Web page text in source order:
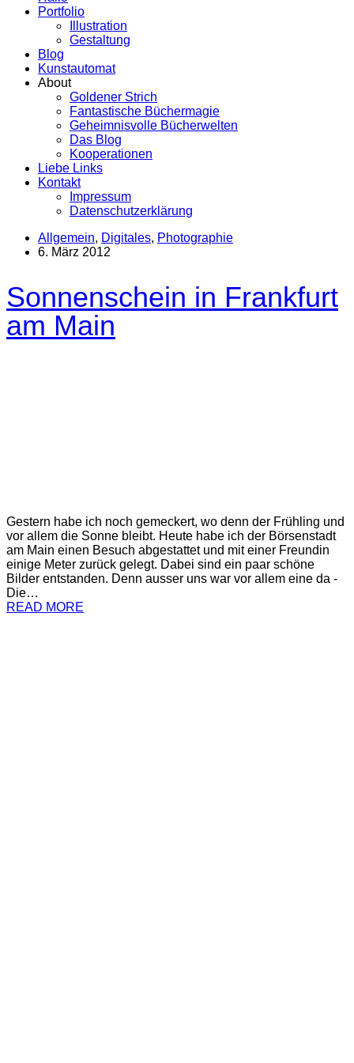
Portfolio
Illustration
Gestaltung
Blog
Kunstautomat
About
Goldener Strich
Fantastische Büchermagie
Geheimnisvolle Bücherwelten
Das Blog
Kooperationen
Liebe Links
Kontakt
Impressum
Datenschutzerklärung
Allgemein, Digitales, Photographie
6. März 2012
Sonnenschein in Frankfurt
am Main
Gestern habe ich noch gemeckert, wo denn der Frühling und
vor allem die Sonne bleibt. Heute habe ich der Börsenstadt
am Main einen Besuch abgestattet und mit einer Freundin
einige Meter zurück gelegt. Dabei sind ein paar schöne
Bilder entstanden. Denn ausser uns war vor allem eine da -
Die…
READ MORE